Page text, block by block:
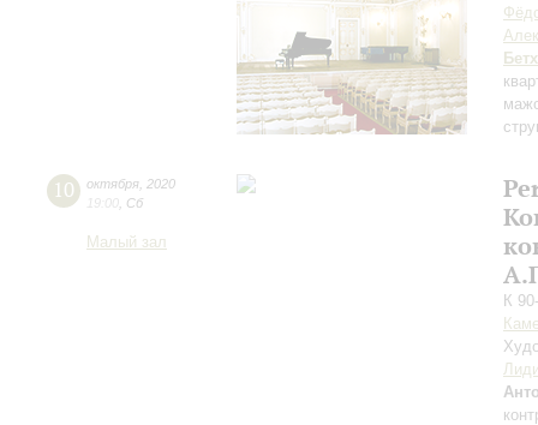
10 октября 2020
19:00 Сб
Малый зал
К